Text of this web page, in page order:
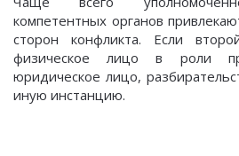
компетентных органов
сторон конфликта. Если
физическое лицо в роли
юридическое лицо,
иную инстанцию.